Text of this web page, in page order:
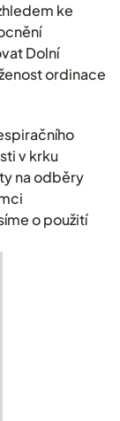
ke
Dolní
ordinace
v krku
na odběry
o použití